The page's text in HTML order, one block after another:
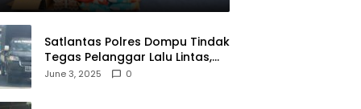
Satlantas Polres Dompu Tindak
Tegas Pelanggar Lalu Lintas,
Mobil Bodong, dan Kendaraan
June 3, 2025 0